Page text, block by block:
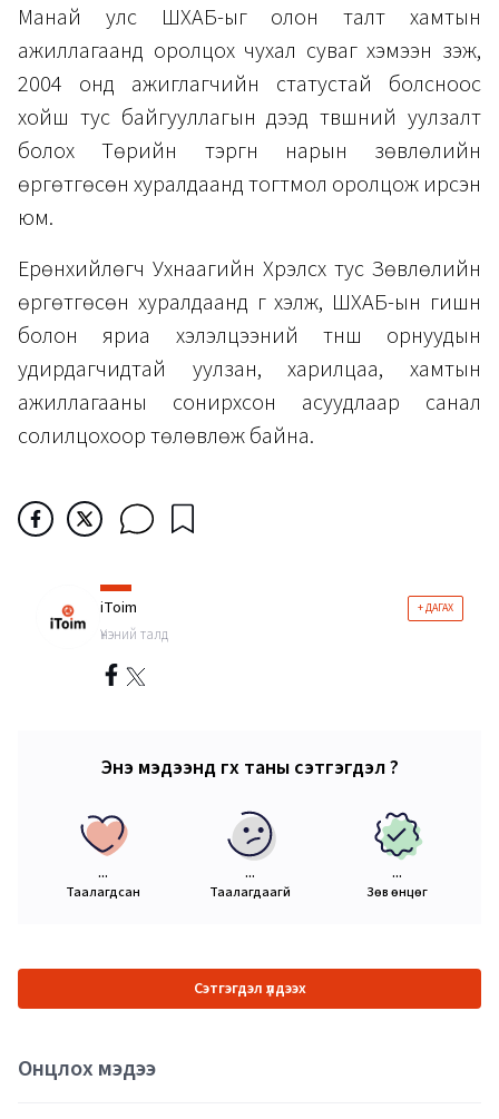
Манай улс ШХАБ-ыг олон талт хамтын
ажиллагаанд оролцох чухал суваг хэмээн үзэж,
2004 онд ажиглагчийн статустай болсноос
хойш тус байгууллагын дээд түвшний уулзалт
болох Төрийн тэргүүн нарын зөвлөлийн
өргөтгөсөн хуралдаанд тогтмол оролцож ирсэн
юм.
Ерөнхийлөгч Ухнаагийн Хүрэлсүх тус Зөвлөлийн
өргөтгөсөн хуралдаанд үг хэлж, ШХАБ-ын гишүүн
болон яриа хэлэлцээний түнш орнуудын
удирдагчидтай уулзан, харилцаа, хамтын
ажиллагааны сонирхсон асуудлаар санал
солилцохоор төлөвлөж байна.
iToim + ДАГАХ
Үнэний талд
Энэ мэдээнд өгөх таны сэтгэгдэл ?
...
Таалагдсан
...
Таалагдаагүй
...
Зөв өнцөг
Сэтгэгдэл үлдээх
Онцлох мэдээ